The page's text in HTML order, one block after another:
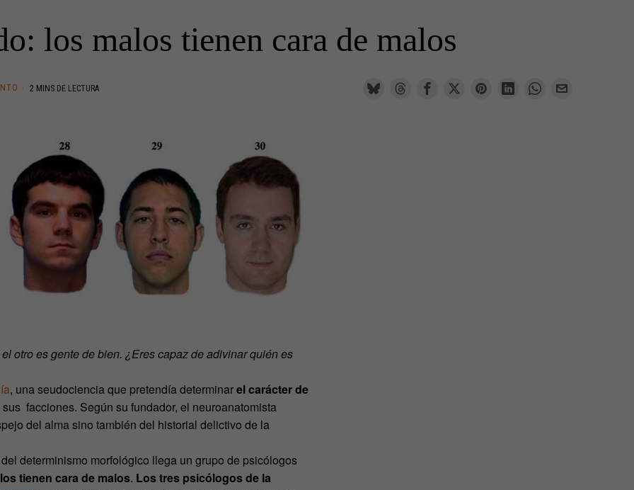
los malos tienen cara de malos
2 MINS DE LECTURA
otro es gente de bien. ¿Eres capaz de adivinar quién es
, una seudociencia que pretendía determinarel carácter de
sus facciones. Según su fundador, el neuroanatomista
del alma sino también del historial delictivo de la
determinismo morfológico llega un grupo de psicólogos
tienen cara de malos. Los tres psicólogos de la